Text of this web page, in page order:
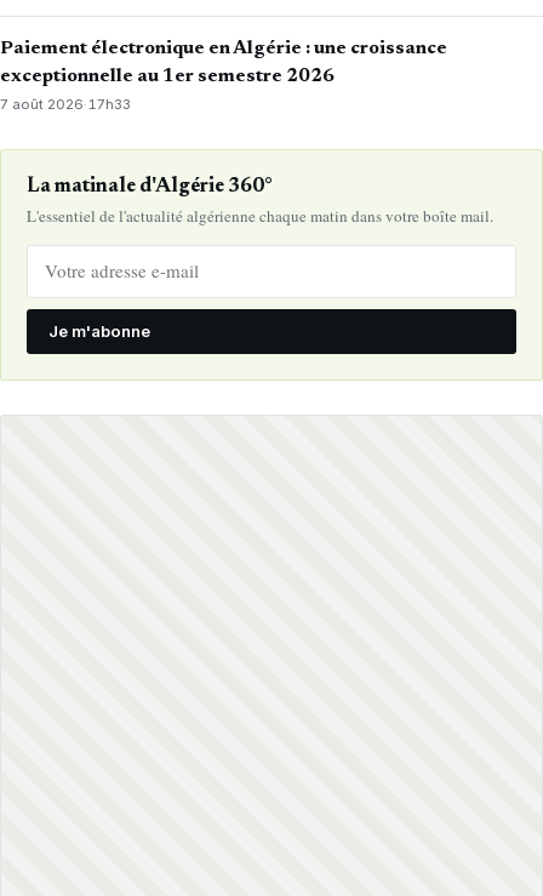
Paiement électronique en Algérie : une croissance
exceptionnelle au 1er semestre 2026
7 août 2026·17h33
La matinale d'Algérie 360°
L'essentiel de l'actualité algérienne chaque matin dans votre boîte mail.
Je m'abonne